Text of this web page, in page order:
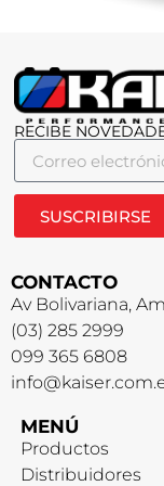
RECIBE
SUSCRIBIRSE
CONTACTO
Av Bolivariana,
(03) 285 2999
099 365 6808
MENÚ
Productos
Distribuidores